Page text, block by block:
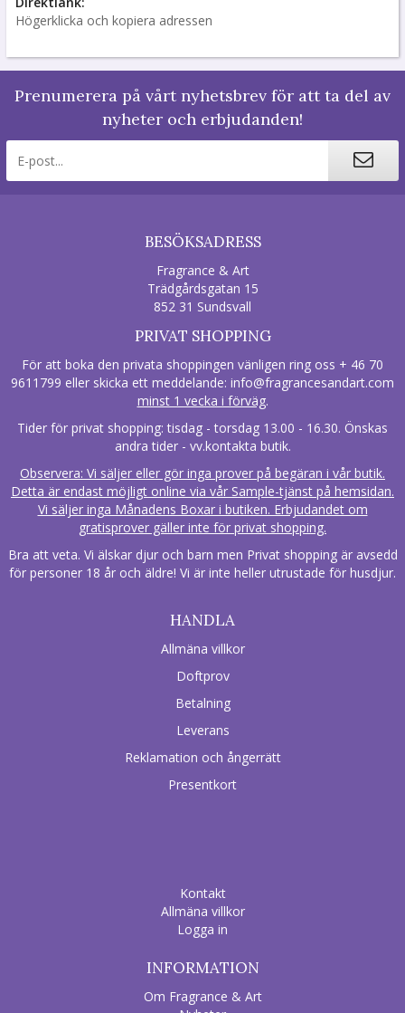
Högerklicka och kopiera adressen
Prenumerera på vårt nyhetsbrev för att ta del av
nyheter och erbjudanden!
BESÖKSADRESS
Fragrance & Art
Trädgårdsgatan 15
852 31 Sundsvall
PRIVAT SHOPPING
För att boka den privata shoppingen vänligen ring oss + 46 70
9611799 eller skicka ett meddelande: info@fragrancesandart.com
minst 1 vecka i förväg.
Tider för privat shopping: tisdag - torsdag 13.00 - 16.30. Önskas
andra tider - vv.kontakta butik.
Observera: Vi säljer eller gör inga prover på begäran i vår butik.
Detta är endast möjligt online via vår Sample-tjänst på hemsidan.
Vi säljer inga Månadens Boxar i butiken. Erbjudandet om
gratisprover gäller inte för privat shopping.
Bra att veta. Vi älskar djur och barn men Privat shopping är avsedd
för personer 18 år och äldre! Vi är inte heller utrustade för husdjur.
HANDLA
Allmäna villkor
Doftprov
Betalning
Leverans
Reklamation och ångerrätt
Presentkort
Kontakt
Allmäna villkor
Logga in
INFORMATION
Om Fragrance & Art